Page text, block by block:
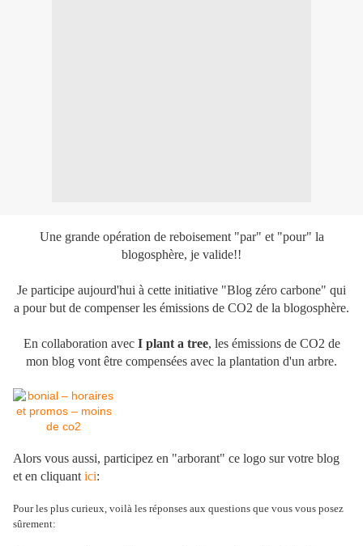
Une grande opération de reboisement "par" et "pour" la
blogosphère, je valide!!
Je participe aujourd'hui à cette initiative "Blog zéro carbone" qui
a pour but de compenser les émissions de CO2 de la blogosphère.
En collaboration avec I plant a tree, les émissions de CO2 de
mon blog vont être compensées avec la plantation d'un arbre.
Alors vous aussi, participez en "arborant" ce logo sur votre blog
et en cliquant ici:
Pour les plus curieux, voilà les réponses aux questions que vous vous posez
sûrement: